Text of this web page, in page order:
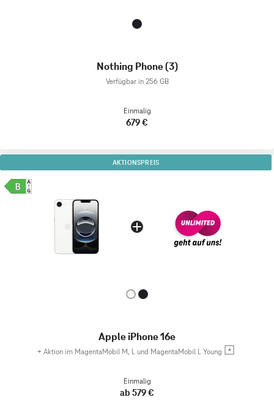
Nothing Phone (3)
Verfügbar in 256 GB
Einmalig
679 €
AKTIONSPREIS
Apple iPhone 16e
+ Aktion im MagentaMobil M, L und MagentaMobil L Young
Einmalig
ab 579 €